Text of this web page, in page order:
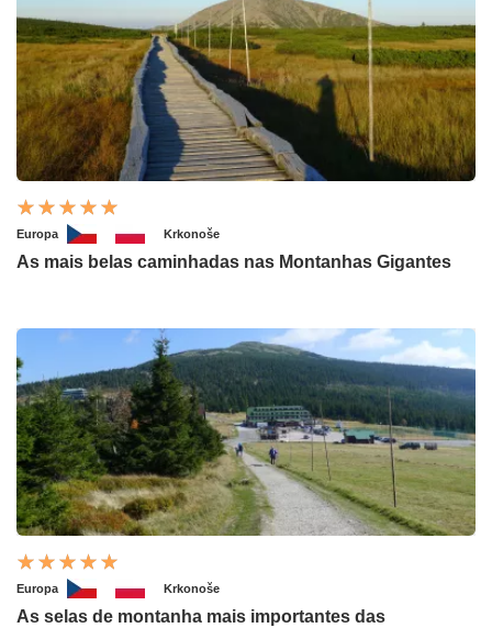
Europa Krkonoše
As mais belas caminhadas nas Montanhas Gigantes
Europa Krkonoše
As selas de montanha mais importantes das